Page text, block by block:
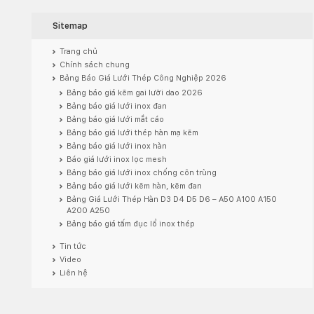
Sitemap
Trang chủ
Chính sách chung
Bảng Báo Giá Lưới Thép Công Nghiệp 2026
Bảng báo giá kẽm gai lưỡi dao 2026
Bảng báo giá lưới inox đan
Bảng báo giá lưới mắt cáo
Bảng báo giá lưới thép hàn mạ kẽm
Bảng báo giá lưới inox hàn
Báo giá lưới inox lọc mesh
Bảng báo giá lưới inox chống côn trùng
Bảng báo giá lưới kẽm hàn, kẽm đan
Bảng Giá Lưới Thép Hàn D3 D4 D5 D6 – A50 A100 A150
A200 A250
Bảng báo giá tấm đục lổ inox thép
Tin tức
Video
Liên hệ